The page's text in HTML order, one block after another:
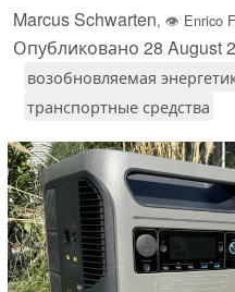
Marcus Schwarten, 👁 Enrico
Опубликовано 28 August
возобновляемая
транспортные средства